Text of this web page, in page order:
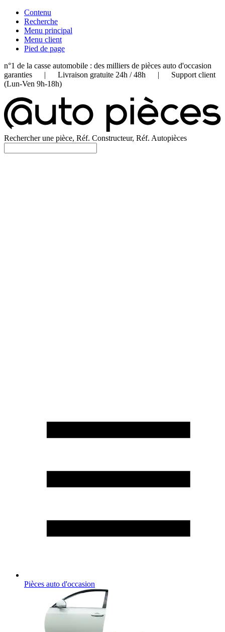
Contenu
Recherche
Menu principal
Menu client
Pied de page
n°1 de la casse automobile : des milliers de pièces auto d'occasion
garanties | Livraison gratuite 24h / 48h | Support client
(Lun-Ven 9h-18h)
Rechercher une pièce, Réf. Constructeur, Réf. Autopièces
Pièces auto d'occasion